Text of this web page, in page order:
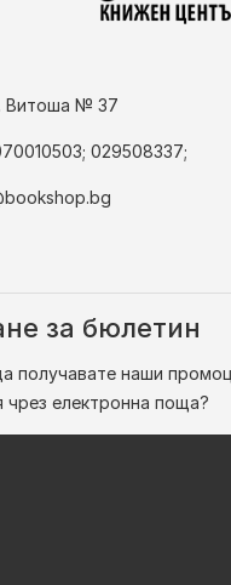
Витоша № 37
029508337;
за бюлетин
получавате наши
електронна поща?